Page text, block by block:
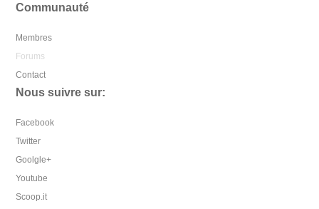
Communauté
Membres
Forums
Contact
Nous suivre sur:
Facebook
Twitter
Goolgle+
Youtube
Scoop.it